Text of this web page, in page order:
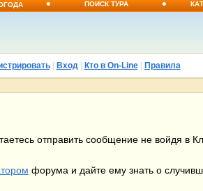
• ПОИСК ТУРА •
| Вход| Кто в On-Line| Правила
отправить сообщение не войдя в
форума и дайте ему знать о